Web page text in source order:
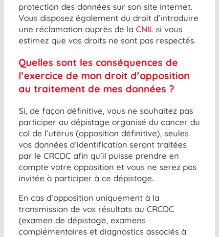
protection des données sur son site internet.
Vous disposez également du droit d’introduire
une réclamation auprès de la CNILsi vous
estimez que vos droits ne sont pas respectés.
Quelles sont les conséquences de
l’exercice de mon droit d’opposition
au traitement de mes données ?
Si, de façon définitive, vous ne souhaitez pas
participer au dépistage organisé du cancer du
col de l’utérus (opposition définitive), seules
vos données d’identification seront traitées
par le CRCDC afin qu’il puisse prendre en
compte votre opposition et vous ne serez pas
invitée à participer à ce dépistage.
En cas d’opposition uniquement à la
transmission de vos résultats au CRCDC
(examen de dépistage, examens
complémentaires et diagnostics associés à